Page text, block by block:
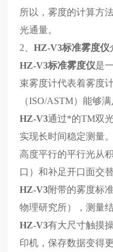
所以，雾度的计算方
光通量。
2、HZ-V3标准雾度仪
HZ-V3标准雾度仪是
束雾度计代表着雾度
（ISO/ASTM）能够
HZ-V3通过*的TM双
实现长时间稳定测量
高度平行的平行光从
口）和补足开口面交
HZ-V3附带的雾度标
物理研究所），测量
HZ-V3有大尺寸触摸
印机，保存数据变得